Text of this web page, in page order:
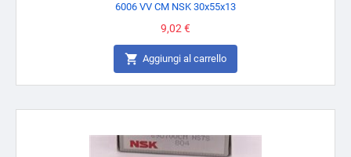
6006 VV CM NSK 30x55x13
Prezzo
9,02 €
 Aggiungi al carrello